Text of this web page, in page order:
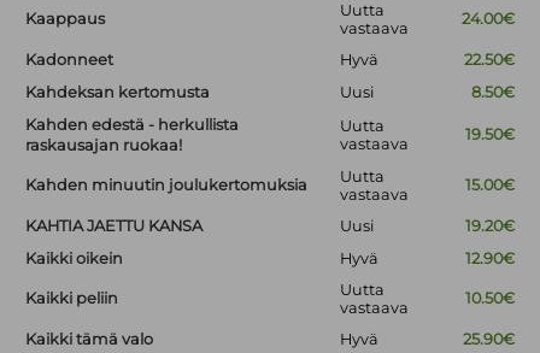
Kaappaus
Uutta
vastaava
24.00€
Kadonneet Hyvä
22.50€
Kahdeksan kertomusta
Uusi
8.50€
Kahden edestä - herkullista
raskausajan ruokaa!
Uutta
vastaava
19.50€
Kahden minuutin joulukertomuksia
Uutta
vastaava
15.00€
KAHTIA JAETTU KANSA Uusi
19.20€
Kaikki oikein
Hyvä 12.90€
Kaikki peliin
Uutta
vastaava
10.50€
Kaikki tämä valo Hyvä 25.90€